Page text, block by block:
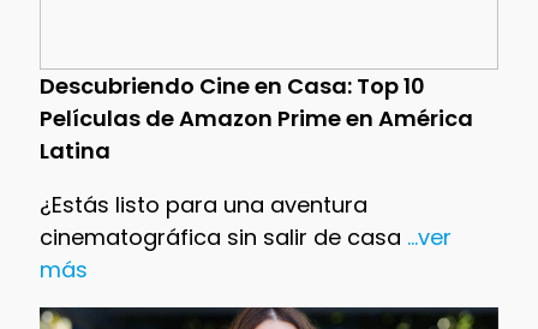
Descubriendo Cine en Casa: Top 10
Películas de Amazon Prime en América
Latina
¿Estás listo para una aventura
cinematográfica sin salir de casa ...ver
más